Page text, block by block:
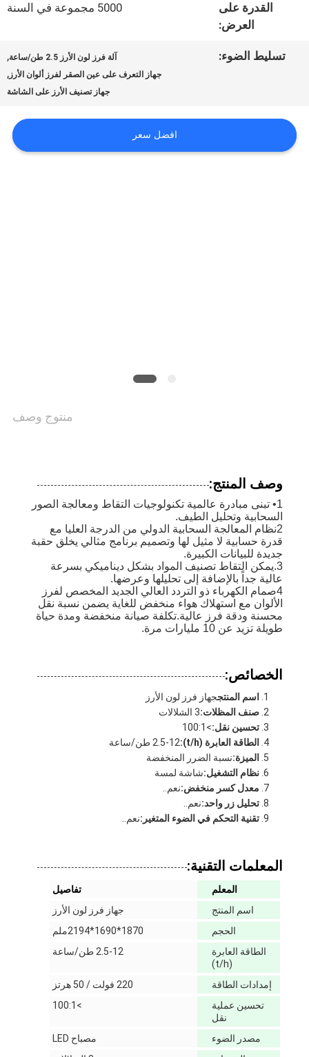
أخبار
اطلب
اقتباس
القدرة على
العرض:
5000 مجموعة في السنة
تسليط الضوء: آلة فرز لون الأرز 2.5 طن/ساعة ,
جهاز التعرف على عين الصقر لفرز ألوان الأرز ,
جهاز تصنيف الأرز على الشاشة
افضل سعر
منتوج وصف
وصف المنتج:
1• تبنى مبادرة عالمية تكنولوجيات التقاط ومعالجة الصور
السحابية وتحليل الطيف.
2نظام المعالجة السحابية الدولي من الدرجة العليا مع
قدرة حسابية لا مثيل لها وتصميم برنامج مثالي يخلق حقبة
جديدة للبيانات الكبيرة.
3.يمكن التقاط تصنيف المواد بشكل ديناميكي بسرعة
عالية جداً بالإضافة إلى تحليلها وعرضها.
4صمام الكهرباء ذو التردد العالي الجديد المخصص لفرز
الألوان مع استهلاك هواء منخفض للغاية يضمن نسبة نقل
محسنة ودقة فرز عالية.تكلفة صيانة منخفضة ومدة حياة
طويلة تزيد عن 10 مليارات مرة.
الخصائص:
اسم المنتججهاز فرز لون الأرز
صنف المظلات:3 الشلالات
تحسين نقل:>100:1
الطاقة العابرة (t/h):
2.5-12 طن/ساعة
الميزة:نسبة الضرر المنخفضة
نظام التشغيل:شاشة لمسة
معدل كسر منخفض:نعم..
تحليل زر واحد:نعم..
تقنية التحكم في الضوء المتغير:نعم..
المعلمات التقنية:
المعلم
تفاصيل
اسم المنتج
جهاز فرز لون الأرز
الحجم
1870*1690*2194ملم
الطاقة العابرة
(t/h)
2.5-12 طن/ساعة
إمدادات الطاقة
220 فولت / 50 هرتز
تحسين عملية
نقل
>100:1
مصدر الضوء
مصباح LED